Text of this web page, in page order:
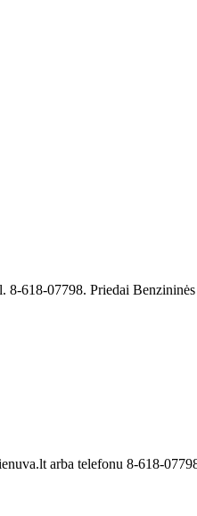
8-618-07798. Priedai Benzininės
arba telefonu 8-618-